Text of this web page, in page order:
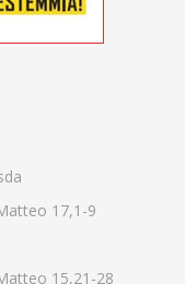
17,1-9
15,21-28